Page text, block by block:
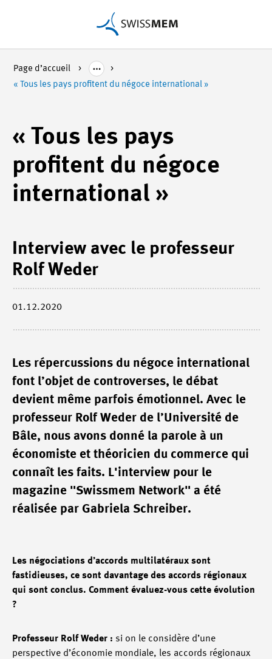
Page d’accueil
« Tous les pays profitent du négoce international »
« Tous les pays
profitent du négoce
international »
Interview avec le professeur
Rolf Weder
01.12.2020
Les répercussions du négoce international
font l’objet de controverses, le débat
devient même parfois émotionnel. Avec le
professeur Rolf Weder de l’Université de
Bâle, nous avons donné la parole à un
économiste et théoricien du commerce qui
connaît les faits. L'interview pour le
magazine "Swissmem Network" a été
réalisée par Gabriela Schreiber.
Les négociations d’accords multilatéraux sont
fastidieuses, ce sont davantage des accords régionaux
qui sont conclus. Comment évaluez-vous cette évolution
?
Professeur Rolf Weder : si on le considère d’une
perspective d’économie mondiale, les accords régionaux